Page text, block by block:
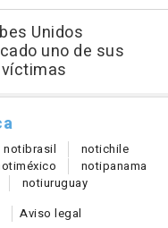
Unidos
uno de sus
notibrasil notichile
méxico notipanama
notiuruguay
Aviso legal